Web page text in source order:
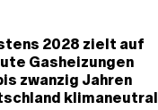
2028 zielt auf
Gasheizungen
zwanzig Jahren
klimaneutral